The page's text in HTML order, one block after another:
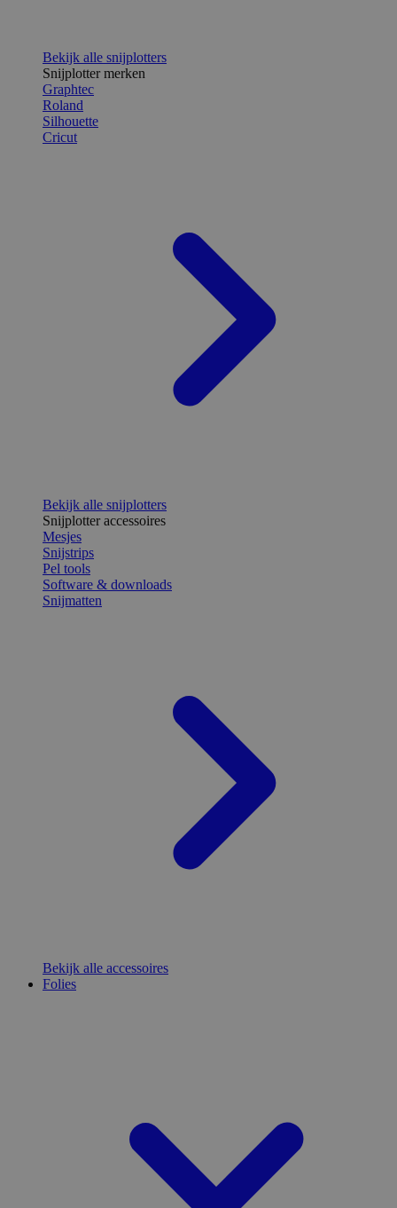
Bekijk alle snijplotters
Snijplotter merken
Graphtec
Roland
Silhouette
Cricut
Bekijk alle snijplotters
Snijplotter accessoires
Mesjes
Snijstrips
Pel tools
Software & downloads
Snijmatten
Bekijk alle accessoires
Folies